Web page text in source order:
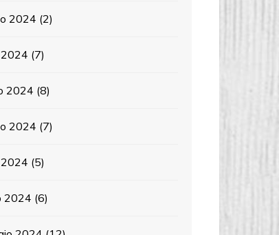
2024 (2)
2024 (7)
2024 (8)
2024 (7)
(5)
2024 (6)